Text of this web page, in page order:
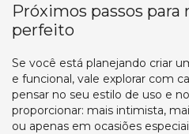
Próximos passos
perfeito
Se você está planejando criar
e funcional, vale explorar com
pensar no seu estilo de uso e
proporcionar: mais intimista,
ou apenas em ocasiões